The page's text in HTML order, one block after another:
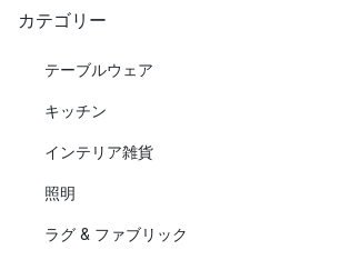
カテゴリー
テーブルウェア
キッチン
インテリア雑貨
照明
ラグ & ファブリック